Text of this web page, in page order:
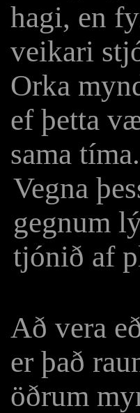
hagi, en
veikari
Orka
ef þetta
sama tíma.
Vegna
gegnum
tjónið af
Að vera
er það
öðrum